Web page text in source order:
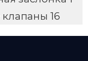
16